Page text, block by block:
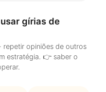
gírias de
repetir opiniões de outros
estratégia. 👉 saber o